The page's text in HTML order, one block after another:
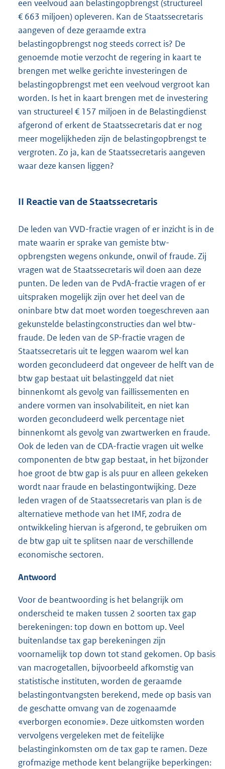
een veelvoud aan belastingopbrengst (structureel
€ 663 miljoen) opleveren. Kan de Staatssecretaris
aangeven of deze geraamde extra
belastingopbrengst nog steeds correct is? De
genoemde motie verzocht de regering in kaart te
brengen met welke gerichte investeringen de
belastingopbrengst met een veelvoud vergroot kan
worden. Is het in kaart brengen met de investering
van structureel € 157 miljoen in de Belastingdienst
afgerond of erkent de Staatssecretaris dat er nog
meer mogelijkheden zijn de belastingopbrengst te
vergroten. Zo ja, kan de Staatssecretaris aangeven
waar deze kansen liggen?
II Reactie van de Staatssecretaris
De leden van VVD-fractie vragen of er inzicht is in de
mate waarin er sprake van gemiste btw-
opbrengsten wegens onkunde, onwil of fraude. Zij
vragen wat de Staatssecretaris wil doen aan deze
punten. De leden van de PvdA-fractie vragen of er
uitspraken mogelijk zijn over het deel van de
oninbare btw dat moet worden toegeschreven aan
gekunstelde belastingconstructies dan wel btw-
fraude. De leden van de SP-fractie vragen de
Staatssecretaris uit te leggen waarom wel kan
worden geconcludeerd dat ongeveer de helft van de
btw gap bestaat uit belastinggeld dat niet
binnenkomt als gevolg van faillissementen en
andere vormen van insolvabiliteit, en niet kan
worden geconcludeerd welk percentage niet
binnenkomt als gevolg van zwartwerken en fraude.
Ook de leden van de CDA-fractie vragen uit welke
componenten de btw gap bestaat, in het bijzonder
hoe groot de btw gap is als puur en alleen gekeken
wordt naar fraude en belastingontwijking. Deze
leden vragen of de Staatssecretaris van plan is de
alternatieve methode van het IMF, zodra de
ontwikkeling hiervan is afgerond, te gebruiken om
de btw gap uit te splitsen naar de verschillende
economische sectoren.
Antwoord
Voor de beantwoording is het belangrijk om
onderscheid te maken tussen 2 soorten tax gap
berekeningen: top down en bottom up. Veel
buitenlandse tax gap berekeningen zijn
voornamelijk top down tot stand gekomen. Op basis
van macrogetallen, bijvoorbeeld afkomstig van
statistische instituten, worden de geraamde
belastingontvangsten berekend, mede op basis van
de geschatte omvang van de zogenaamde
«verborgen economie». Deze uitkomsten worden
vervolgens vergeleken met de feitelijke
belastinginkomsten om de tax gap te ramen. Deze
grofmazige methode kent belangrijke beperkingen: